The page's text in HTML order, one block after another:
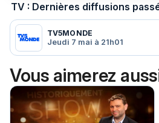
TV : Dernières diffusions
TV5MONDE
Jeudi 7 mai à 21h01
Vous aimerez